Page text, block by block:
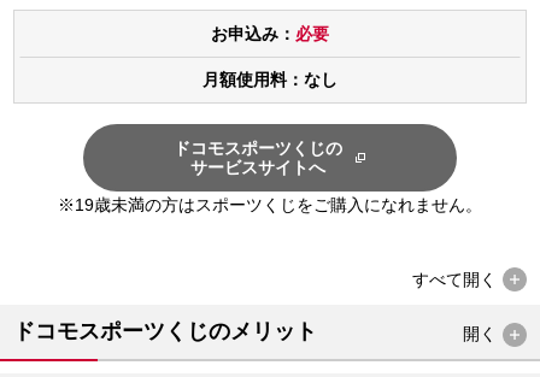
お申込み： 必要
月額使用料：なし
ドコモスポーツくじの
サービスサイトへ
※19歳未満の方はスポーツくじをご購入になれません。
すべて開く
ドコモスポーツくじのメリット 開く